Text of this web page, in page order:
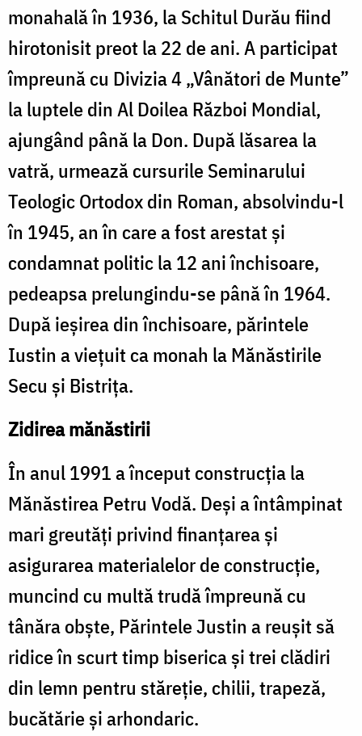
monahală în 1936, la Schitul Durău fiind
hirotonisit preot la 22 de ani. A participat
împreună cu Divizia 4 „Vânători de Munte”
la luptele din Al Doilea Război Mondial,
ajungând până la Don. După lăsarea la
vatră, urmează cursurile Seminarului
Teologic Ortodox din Roman, absolvindu-l
în 1945, an în care a fost arestat şi
condamnat politic la 12 ani închisoare,
pedeapsa prelungindu-se până în 1964.
După ieşirea din închisoare, părintele
Iustin a viețuit ca monah la Mănăstirile
Secu şi Bistriţa.
Zidirea mănăstirii
În anul 1991 a început construcţia la
Mănăstirea Petru Vodă. Deşi a întâmpinat
mari greutăţi privind finanţarea şi
asigurarea materialelor de construcţie,
muncind cu multă trudă împreună cu
tânăra obşte, Părintele Justin a reuşit să
ridice în scurt timp biserica şi trei clădiri
din lemn pentru stăreţie, chilii, trapeză,
bucătărie şi arhondaric.